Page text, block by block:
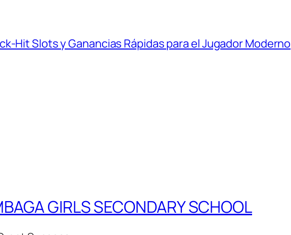
Slots y Ganancias Rápidas para el Jugador Moderno
GIRLS SECONDARY SCHOOL